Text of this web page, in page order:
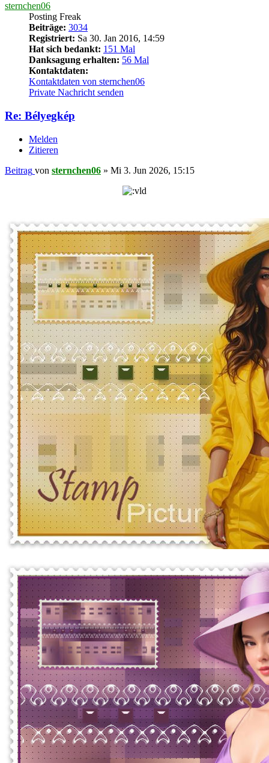
sternchen06
Posting Freak
Beiträge: 3034
Registriert: Sa 30. Jan 2016, 14:59
Hat sich bedankt: 151 Mal
Danksagung erhalten: 56 Mal
Kontaktdaten:
Kontaktdaten von sternchen06
Private Nachricht senden
Re: Bélyegkép
Melden
Zitieren
Beitrag von sternchen06 » Mi 3. Jun 2026, 15:15